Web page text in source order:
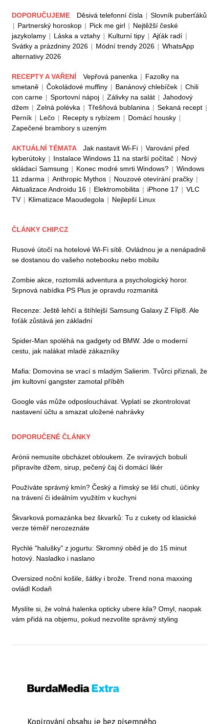
DOPORUČUJEME Děsivá telefonní čísla | Slovník puberťáků
| Partnerský horoskop | Pick me girl | Nejtěžší české
jazykolamy | Láska a vztahy | Kulturní tipy | Ajťák radí |
Svátky a prázdniny 2026 | Módní trendy 2026 | WhatsApp
alternativy 2026
RECEPTY A VAŘENÍ Vepřová panenka | Fazolky na
smetaně | Čokoládové muffiny | Banánový chlebíček | Chili
con carne | Sportovní nápoj | Zálivky na salát | Jahodový
džem | Zelná polévka | Třešňová bublanina | Sekaná recept |
Perník | Lečo | Recepty s rybízem | Domácí housky |
Zapečené brambory s uzeným
AKTUÁLNÍ TÉMATA Jak nastavit Wi-Fi | Varování před
kyberútoky | Instalace Windows 11 na starší počítač | Nový
skládací Samsung | Konec modré smrti Windows? | Windows
11 zdarma | Anthropic Mythos | Nouzové otevírání pračky |
Aktualizace Androidu 16 | Elektromobilita | iPhone 17 | VLC
TV | Klimatizace Maoudegola | Nejlepší Linux
ČLÁNKY CHIP.CZ
Rusové útočí na hotelové Wi-Fi sítě. Ovládnou je a nenápadně
se dostanou do vašeho notebooku nebo mobilu
Zombie akce, roztomilá adventura a psychologický horor.
Srpnová nabídka PS Plus je opravdu rozmanitá
Recenze: Ještě lehčí a štíhlejší Samsung Galaxy Z Flip8. Ale
foťák zůstává jen základní
Spider-Man spoléhá na gadgety od BMW. Jde o moderní
cestu, jak nalákat mladé zákazníky
Mafia: Domovina se vrací s mladým Salierim. Tvůrci přiznali, že
jim kultovní gangster zamotal příběh
Google vás může odposlouchávat. Vyplatí se zkontrolovat
nastavení účtu a smazat uložené nahrávky
DOPORUČENÉ ČLÁNKY
Arónii nemusíte obcházet obloukem. Ze svíravých bobulí
připravíte džem, sirup, pečený čaj či domácí likér
Používáte správný kmín? Český a římský se liší chutí, účinky
na trávení či ideálním využitím v kuchyni
Škvarková pomazánka bez škvarků: Tu z cukety od klasické
verze téměř nerozeznáte
Rychlé "halušky" z jogurtu: Skromný oběd je do 15 minut
hotový. Nasladko i naslano
Oversized noční košile, šátky i brože. Trend nona maxxing
ovládl Kodaň
Myslíte si, že volná halenka opticky ubere kila? Omyl, naopak
vám přidá na objemu, pokud nezvolíte správný styling
Kopírování obsahu je bez písemného